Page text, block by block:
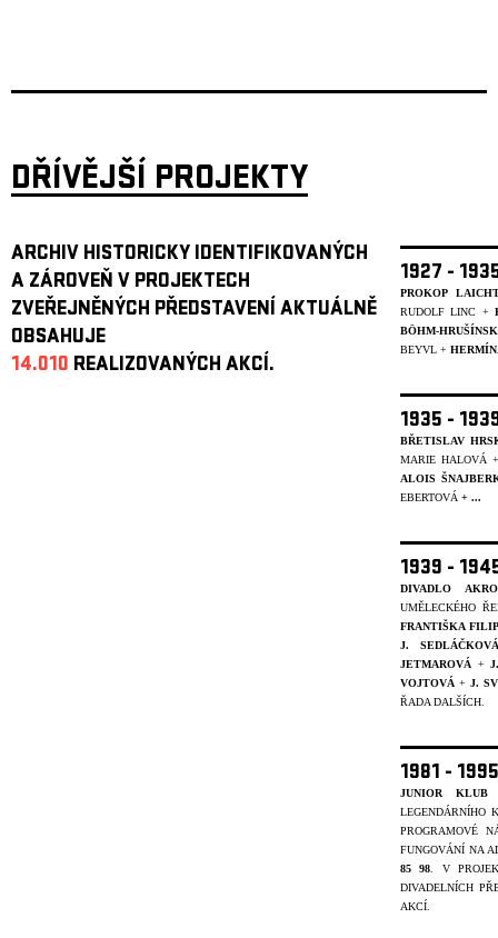
DŘÍVĚJŠÍ PROJEKTY
ARCHIV HISTORICKY IDENTIFIKOVANÝCH
A ZÁROVEŇ V PROJEKTECH
ZVEŘEJNĚNÝCH PŘEDSTAVENÍ AKTUÁLNĚ
OBSAHUJE
14.010 REALIZOVANÝCH AKCÍ.
1927 -
PROKOP
RUDOLF LINC +
BÖHM-
BEYVL +
1935 -
BŘETISLAV
MARIE HALOVÁ
ALOIS
EBERTOVÁ + ...
1939 -
DIVADLO
UMĚLECKÉHO
FRANTIŠKA
J. SEDLÁČKOVÁ
JETMAROVÁ +
VOJTOVÁ + J.
ŘADA DALŠÍCH.
1981 -
JUNIOR KLUB
LEGENDÁRNÍHO
PROGRAMOVÉ
FUNGOVÁNÍ NA
85 98 . V
DIVADELNÍCH
AKCÍ.